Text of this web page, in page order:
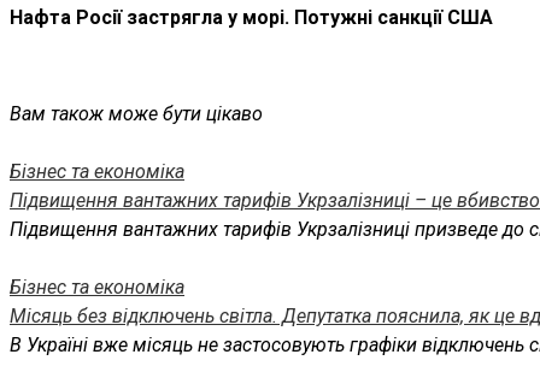
Нафта Росії застрягла у морі. Потужні санкції США
Вам також може бути цікаво
Бізнес та економіка
Підвищення вантажних тарифів Укрзалізниці – це вбивство
Підвищення вантажних тарифів Укрзалізниці призведе
Бізнес та економіка
Місяць без відключень світла. Депутатка пояснила, як це
В Україні вже місяць не застосовують графіки відключень